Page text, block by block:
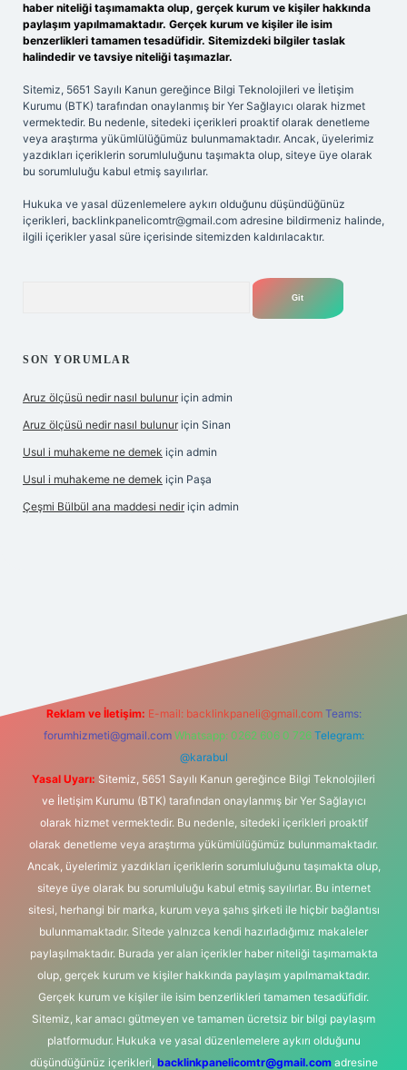
haber niteliği taşımamakta olup, gerçek kurum ve kişiler hakkında
paylaşım yapılmamaktadır. Gerçek kurum ve kişiler ile isim
benzerlikleri tamamen tesadüfidir. Sitemizdeki bilgiler taslak
halindedir ve tavsiye niteliği taşımazlar.
Sitemiz, 5651 Sayılı Kanun gereğince Bilgi Teknolojileri ve İletişim
Kurumu (BTK) tarafından onaylanmış bir Yer Sağlayıcı olarak hizmet
vermektedir. Bu nedenle, sitedeki içerikleri proaktif olarak denetleme
veya araştırma yükümlülüğümüz bulunmamaktadır. Ancak, üyelerimiz
yazdıkları içeriklerin sorumluluğunu taşımakta olup, siteye üye olarak
bu sorumluluğu kabul etmiş sayılırlar.
Hukuka ve yasal düzenlemelere aykırı olduğunu düşündüğünüz
içerikleri, backlinkpanelicomtr@gmail.com adresine bildirmeniz halinde,
ilgili içerikler yasal süre içerisinde sitemizden kaldırılacaktır.
SON YORUMLAR
Aruz ölçüsü nedir nasıl bulunur için admin
Aruz ölçüsü nedir nasıl bulunur için Sinan
Usul i muhakeme ne demek için admin
Usul i muhakeme ne demek için Paşa
Çeşmi Bülbül ana maddesi nedir için admin
Reklam ve İletişim: E-mail: backlinkpaneli@gmail.com Teams:
forumhizmeti@gmail.com Whatsapp: 0262 606 0 726 Telegram:
@karabul
Yasal Uyarı: Sitemiz, 5651 Sayılı Kanun gereğince Bilgi Teknolojileri
ve İletişim Kurumu (BTK) tarafından onaylanmış bir Yer Sağlayıcı
olarak hizmet vermektedir. Bu nedenle, sitedeki içerikleri proaktif
olarak denetleme veya araştırma yükümlülüğümüz bulunmamaktadır.
Ancak, üyelerimiz yazdıkları içeriklerin sorumluluğunu taşımakta olup,
siteye üye olarak bu sorumluluğu kabul etmiş sayılırlar. Bu internet
sitesi, herhangi bir marka, kurum veya şahıs şirketi ile hiçbir bağlantısı
bulunmamaktadır. Sitede yalnızca kendi hazırladığımız makaleler
paylaşılmaktadır. Burada yer alan içerikler haber niteliği taşımamakta
olup, gerçek kurum ve kişiler hakkında paylaşım yapılmamaktadır.
Gerçek kurum ve kişiler ile isim benzerlikleri tamamen tesadüfidir.
Sitemiz, kar amacı gütmeyen ve tamamen ücretsiz bir bilgi paylaşım
platformudur. Hukuka ve yasal düzenlemelere aykırı olduğunu
düşündüğünüz içerikleri, backlinkpanelicomtr@gmail.comadresine